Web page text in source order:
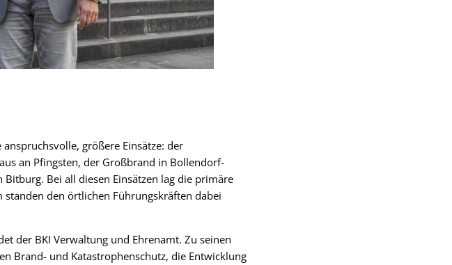
größere Einsätze: der
an Pfingsten, der Großbrand in Bollendorf-
Bei all diesen Einsätzen lag die primäre
den örtlichen Führungskräften dabei
der BKI Verwaltung und Ehrenamt. Zu seinen
Brand- und Katastrophenschutz, die Entwicklung